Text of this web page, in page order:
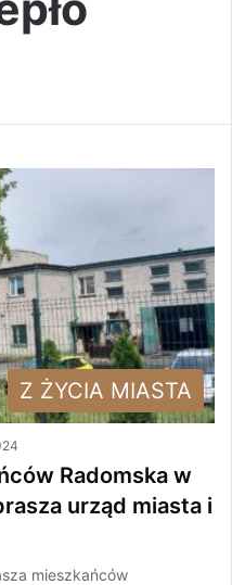
Z ŻYCIA MIASTA
Radomska w
urząd miasta i
mieszkańców